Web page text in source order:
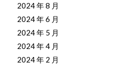
2024 年 8 月
2024 年 6 月
2024 年 5 月
2024 年 4 月
2024 年 2 月